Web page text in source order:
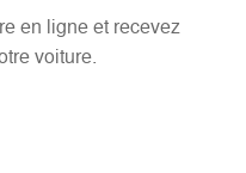
en ligne et recevez
voiture.